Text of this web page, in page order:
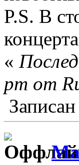
P.S. В
«
pm от
Записан